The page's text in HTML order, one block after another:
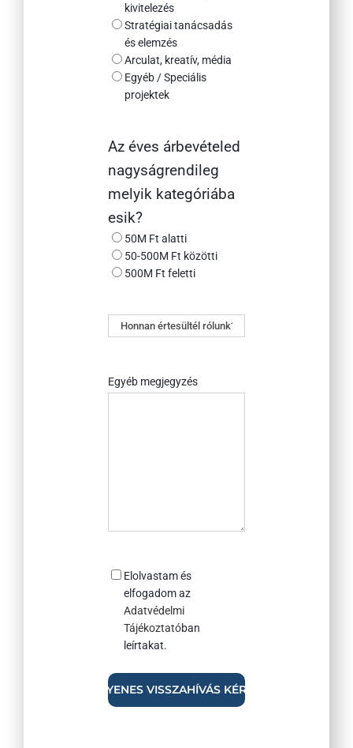
kivitelezés
Stratégiai tanácsadás
és elemzés
Arculat, kreatív, média
Egyéb / Speciális
projektek
Az éves árbevételed
nagyságrendileg
melyik kategóriába
esik?
50M Ft alatti
50-500M Ft közötti
500M Ft feletti
Honnan
értesültél
Egyéb megjegyzés
Consent
Elolvastam és
elfogadom az
Adatvédelmi
Tájékoztatóban
leírtakat.